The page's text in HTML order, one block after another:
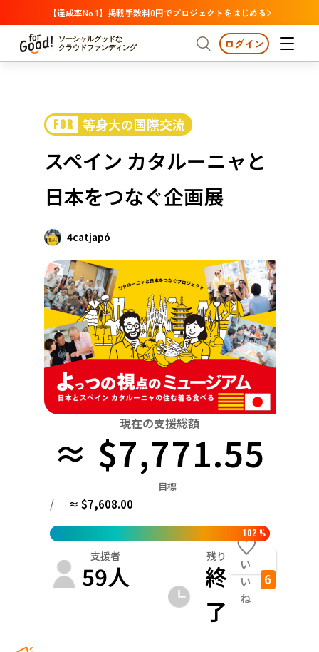
【達成率No.1】掲載手数料0円でプロジェクトをはじめる
ソーシャルグッドな
クラウドファンディング
プロジェクトからさがす
カテゴリーからさがす 国際協力
医療・福祉
人権・マイノリティ
近畿
中国
四国
九州・沖縄
注目 新着
支援金額が多い
支援人数が多い
終了日が近い
カテゴリーからさがす
国際協力 医療・福祉
子ども・教育
環境・エシカル
社会貢献
地域からさがす
北海道・東北
北海道 青森 岩手 宮城 秋田 山形
茨城 栃木 群馬 埼玉 千葉 東京
富山 石川 福井 山梨 長野
京都 大阪 兵庫
岡山 広島 山口
香川 愛媛
九州・沖縄
佐賀 長崎 熊本 大分 宮崎
ログイン
FOR 等身大の国際交流
スペイン カタルーニャと
日本をつなぐ企画展
4catjapó
現在の支援総額
≈ $7,771.55
目標
/ ≈ $7,608.00
102 %
支援者
59人
残り
終
了
い
い
ね
6